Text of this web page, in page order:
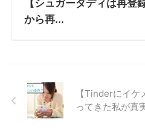
【シュガーダディは再登
から再...
【Tinderにイケ
ってきた私が真